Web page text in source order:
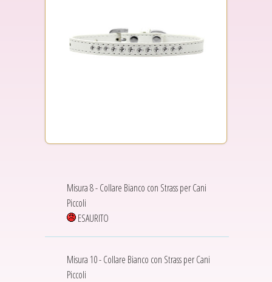
Misura 8 - Collare Bianco con Strass per Cani
Piccoli
ESAURITO
Misura 10 - Collare Bianco con Strass per Cani
Piccoli